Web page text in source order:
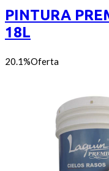
desde
$590
PINTURA
18L
20.1%Oferta